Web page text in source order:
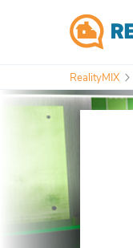
RealityMIX